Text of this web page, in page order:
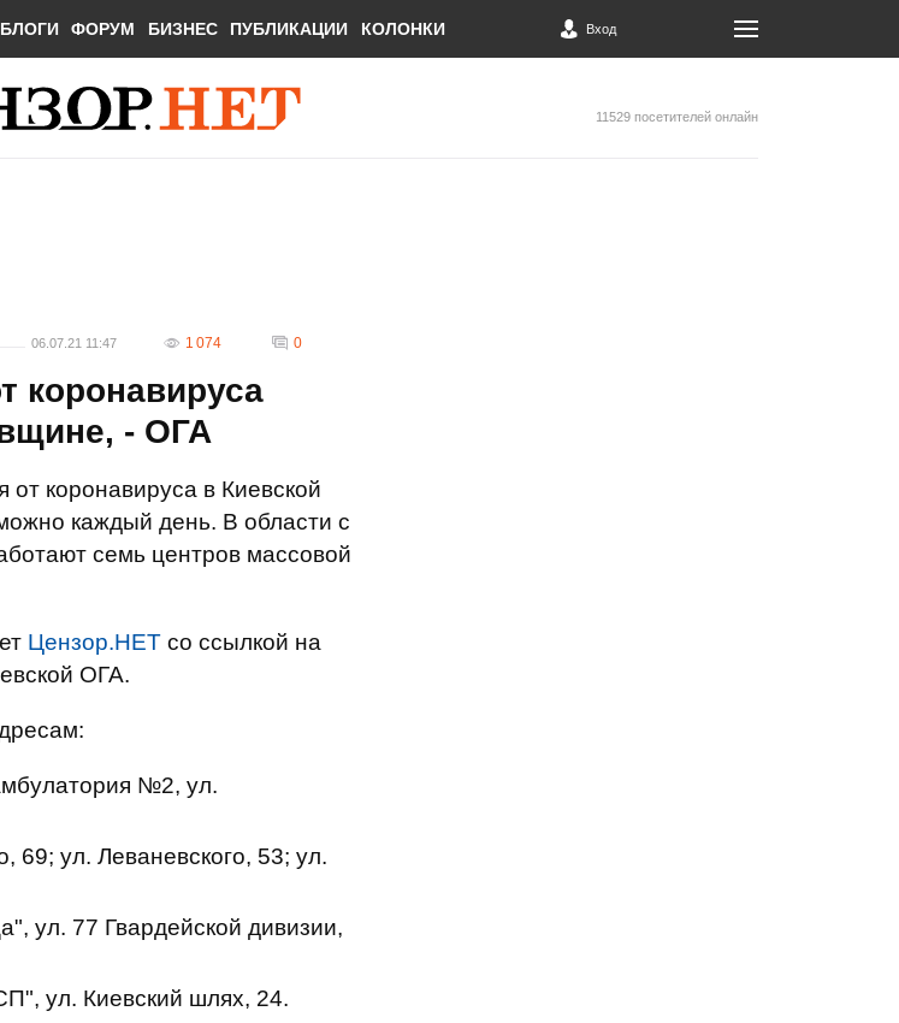
БЛОГИ ФОРУМ БИЗНЕС ПУБЛИКАЦИИ КОЛОНКИ Вход
11529 посетителей онлайн
06.07.21 11:47 1 074 0
коронавируса
- ОГА
от коронавируса в Киевской
каждый день. В области с
семь центров массовой
Цензор.НЕТ со ссылкой на
ОГА.
№2, ул.
ул. Леваневского, 53; ул.
ул. 77 Гвардейской дивизии,
ул. Киевский шлях, 24.